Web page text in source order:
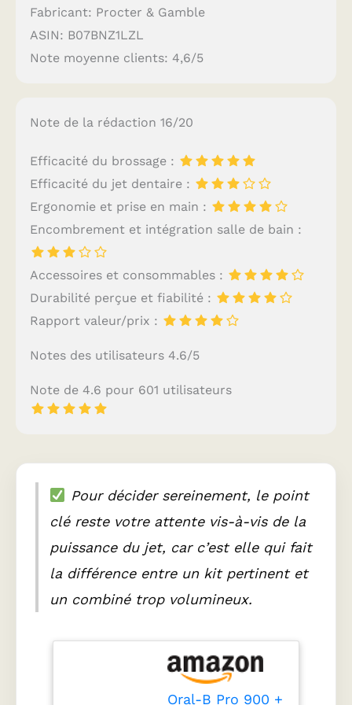
Fabricant: Procter & Gamble
ASIN: B07BNZ1LZL
Note moyenne clients: 4,6/5
Note de la rédaction 16/20
Efficacité du brossage :
Efficacité du jet dentaire :
Ergonomie et prise en main :
Encombrement et intégration salle de bain :
Accessoires et consommables :
Durabilité perçue et fiabilité :
Rapport valeur/prix :
Notes des utilisateurs 4.6/5
Note de 4.6 pour 601 utilisateurs
Pour décider sereinement, le point
clé reste votre attente vis-à-vis de la
puissance du jet, car c’est elle qui fait
la différence entre un kit pertinent et
un combiné trop volumineux.
Oral-B Pro 900 +